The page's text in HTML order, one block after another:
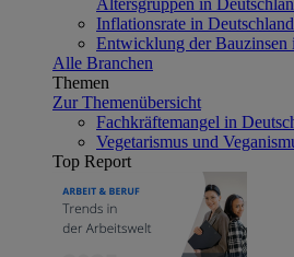
Inflationsrate in
Entwicklung der Bauzinsen
Alle Branchen
Themen
Zur Themenübersicht
Fachkräftemangel in
Vegetarismus und
Top Report